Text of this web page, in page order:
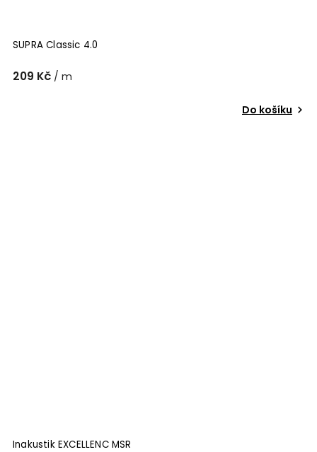
SUPRA Classic 4.0
209 Kč / m
Do košíku
Inakustik EXCELLENC MSR